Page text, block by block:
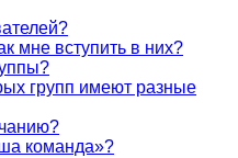
мне вступить в них?
групп имеют разные
команда»?